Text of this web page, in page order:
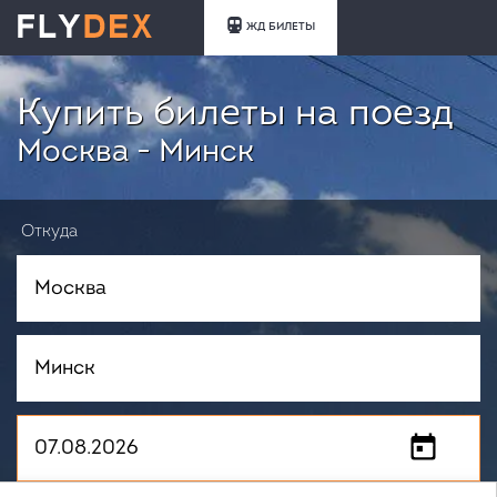
ЖД БИЛЕТЫ
Купить билеты на поезд
Москва - Минск
Откуда